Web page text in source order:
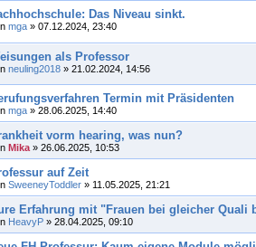
Das Niveau sinkt.
mga » 07.12.2024, 23:40
als Professor
neuling2018 » 21.02.2024, 14:56
Termin mit Präsidenten
mga » 28.06.2025, 14:40
vorm hearing, was nun?
Mika » 26.06.2025, 10:53
auf Zeit
SweeneyToddler » 11.05.2025, 21:21
Erfahrung mit "Frauen bei gleicher Quali
HeavyP » 28.04.2025, 09:10